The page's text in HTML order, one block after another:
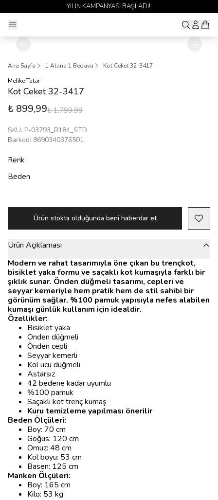
1 ALANA 1 BEDAVA
Ana Sayfa 1 Alana 1 Bedava
Kot Ceket 32-3417
Melike Tatar
Kot Ceket 32-3417
₺ 899,99₺ 1.799,99
SKU: P-03793_R184_STD
Barkod: 8690340376501
Renk
Beden
Ürün stokta olduğunda beni haberdar et
Ürün Açıklaması
Modern ve rahat tasarımıyla öne çıkan bu trençkot,
bisiklet yaka formu ve saçaklı kot kumaşıyla farklı bir
şıklık sunar. Önden düğmeli tasarımı, cepleri ve
seyyar kemeriyle hem pratik hem de stil sahibi bir
görünüm sağlar. %100 pamuk yapısıyla nefes alabilen
kumaşı günlük kullanım için idealdir.
Özellikler:
Bisiklet yaka
Önden düğmeli
Önden cepli
Seyyar kemerli
Kol ucu düğmeli
Astarsız
42 bedene kadar uyumlu
%100 pamuk
Saçaklı kot trenç kumaş
Kuru temizleme yapılması önerilir
Beden Ölçüleri:
Boy: 70 cm
Göğüs: 120 cm
Omuz: 48 cm
Kol boyu: 53 cm
Basen: 125 cm
Manken Ölçüleri:
Boy: 165 cm
Kilo: 53 kg